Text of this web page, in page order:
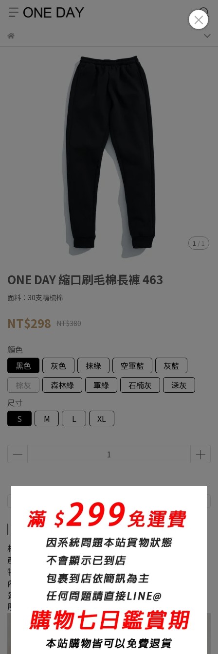
1 / 1
ONE DAY 縮口刷毛棉長褲 463
面料：30支精梳棉
NT$298 NT$380
顏色
黑色
灰色 抹綠 空軍藍
灰藍
棕灰
森林綠 軍綠 石楠灰
深灰
尺寸
S
M L XL
商品介紹
材質：60%棉+40%聚酯纖維
產地：台灣
特色：內刷毛、面料滑順
內裏：內刷毛
彈性：無
厚度：420碼重